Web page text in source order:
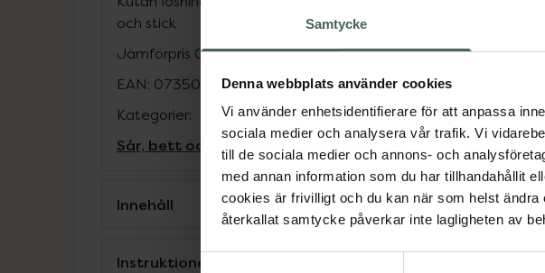
Samtycke
Denna webbplats använder cookies
Vi använder enhetsidentifierare för att anpassa
sociala medier och analysera vår trafik. Vi
till de sociala medier och annons- och
med annan information som du har tillhandahållit
cookies är frivilligt och du kan när som helst
återkallat samtycke påverkar inte lagligheten av
Samtyckesval
och stick
Jämförpris 0,47 kr/ml
EAN: 07350062160734
Kategorier:
Sår, bett och stick Sårtvätt & Rengöring
Innehåll
Instruktioner